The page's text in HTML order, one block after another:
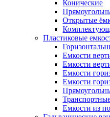
Конические
Открытые
Пластиковые
Емкости
Емкости
Емкости
Емкости
Емкости из